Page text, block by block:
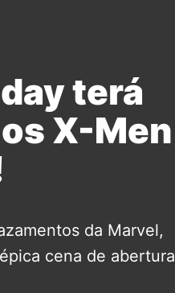
terá
X-Men
da Marvel,
cena de abertura